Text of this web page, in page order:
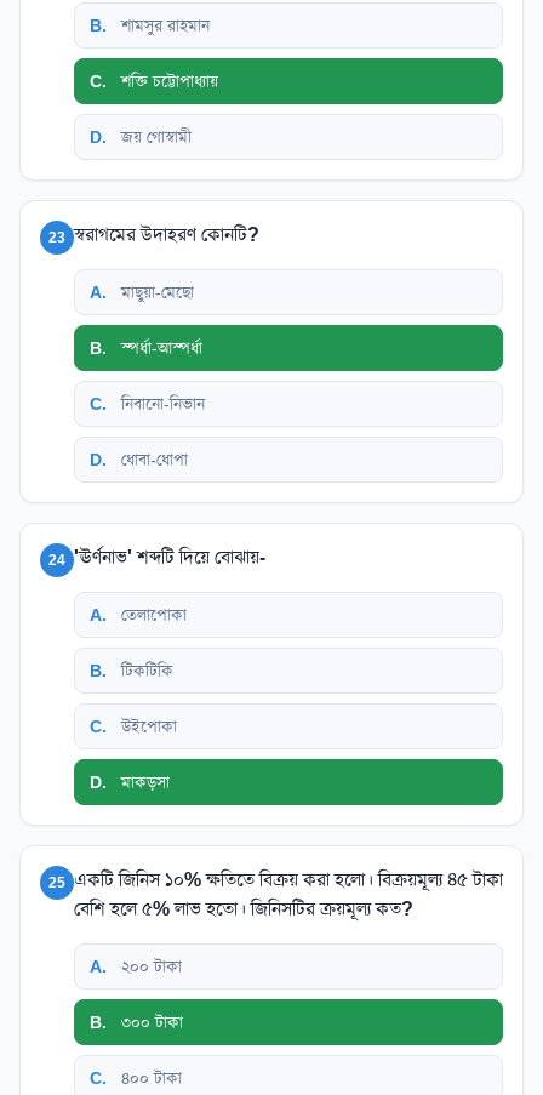
B. শামসুর রাহমান
C. শক্তি চট্টোপাধ্যায়
D. জয় গোস্বামী
23 স্বরাগমের উদাহরণ কোনটি?
A. মাছুয়া-মেছো
B. স্পর্ধা-আস্পর্ধা
C. নিবানো-নিভান
D. ধোবা-ধোপা
24 'ঊর্ণনাভ' শব্দটি দিয়ে বোঝায়-
A. তেলাপোকা
B. টিকটিকি
C. উইপোকা
D. মাকড়সা
25 একটি জিনিস ১০% ক্ষতিতে বিক্রয় করা হলো। বিক্রয়মূল্য ৪৫ টাকা
বেশি হলে ৫% লাভ হতো। জিনিসটির ক্রয়মূল্য কত?
A. ২০০ টাকা
B. ৩০০ টাকা
C. ৪০০ টাকা